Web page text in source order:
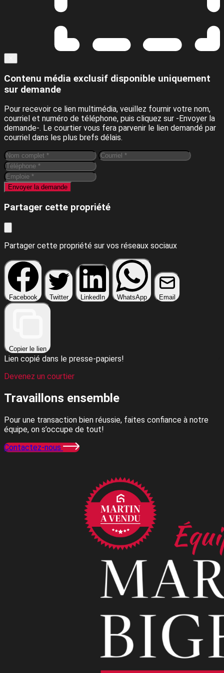
Contenu média exclusif disponible uniquement
sur demande
Pour recevoir ce lien multimédia, veuillez fournir votre nom,
courriel et numéro de téléphone, puis cliquez sur -Envoyer la
demande-. Le courtier vous fera parvenir le lien demandé par
courriel dans les plus brefs délais.
Envoyer la demande
Partager cette propriété
Partager cette propriété sur vos réseaux sociaux
Facebook Twitter LinkedIn WhatsApp Email
Copier le lien
Lien copié dans le presse-papiers!
Devenez un courtier
Travaillons ensemble
Pour une transaction bien réussie, faites confiance à notre
équipe, on s’occupe de tout!
Contactez-nous